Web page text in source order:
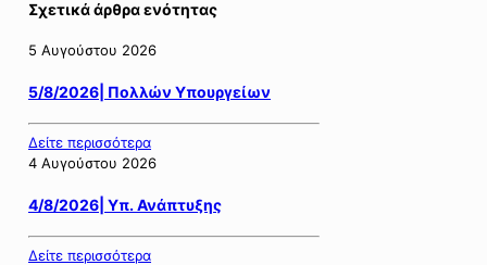
Σχετικά άρθρα ενότητας
5 Αυγούστου 2026
5/8/2026| Πολλών Υπουργείων
Δείτε περισσότερα
4 Αυγούστου 2026
4/8/2026| Υπ. Ανάπτυξης
Δείτε περισσότερα